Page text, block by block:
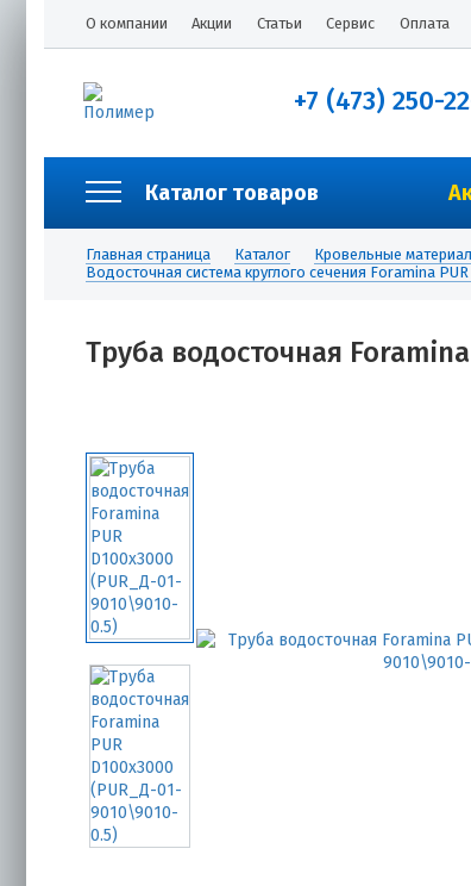
О компании Акции Статьи Сервис Оплата
+7 (473) 250-
Каталог товаров
Главная страница Каталог Кровельные
Водосточная система круглого сечения Foramina
Труба водосточная